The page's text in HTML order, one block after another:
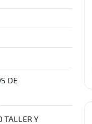
DE
TALLER Y